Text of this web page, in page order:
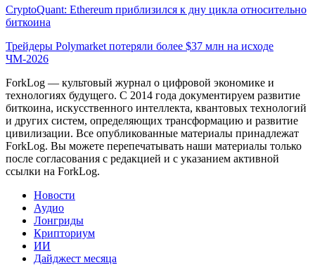
CryptoQuant: Ethereum приблизился к дну цикла относительно
биткоина
Трейдеры Polymarket потеряли более $37 млн на исходе
ЧМ-2026
ForkLog — культовый журнал о цифровой экономике и
технологиях будущего. С 2014 года документируем развитие
биткоина, искусственного интеллекта, квантовых технологий
и других систем, определяющих трансформацию и развитие
цивилизации. Все опубликованные материалы принадлежат
ForkLog. Вы можете перепечатывать наши материалы только
после согласования с редакцией и с указанием активной
ссылки на ForkLog.
Новости
Аудио
Лонгриды
Крипториум
ИИ
Дайджест месяца